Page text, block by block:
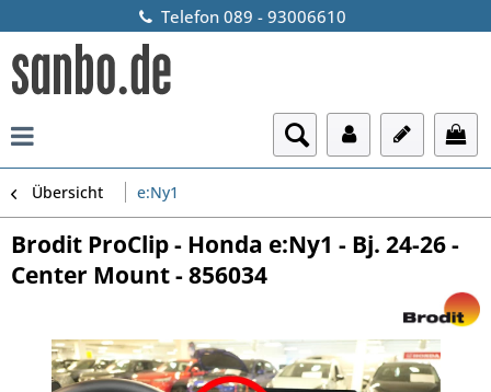
Telefon 089 - 93006610
Übersicht e:Ny1
Brodit ProClip - Honda e:Ny1 - Bj. 24-26 -
Center Mount - 856034